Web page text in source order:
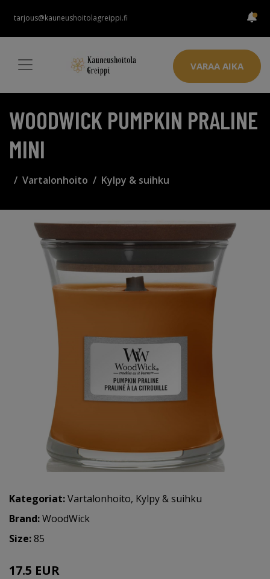
tarjous@kauneushoitolagreippi.fi
VARAA AIKA
WOODWICK PUMPKIN PRALINE
MINI
Vartalonhoito Kylpy & suihku
Kategoriat:Vartalonhoito, Kylpy & suihku
Brand:WoodWick
Size:85
17.5 EUR